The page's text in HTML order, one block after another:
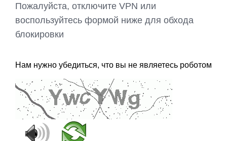
Пожалуйста, отключите VPN или
воспользуйтесь формой ниже для обхода
блокировки
Нам нужно убедиться, что вы не являетесь роботом